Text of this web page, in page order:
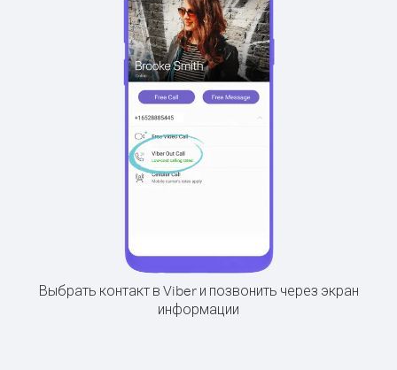
Выбрать контакт в Viber и позвонить через экран
информации